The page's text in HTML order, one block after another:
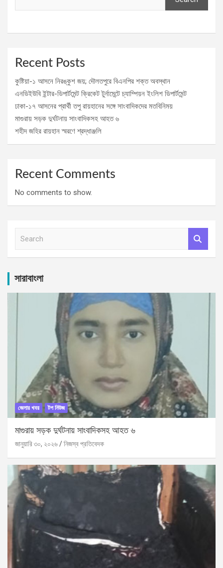
Recent Posts
কুষ্টিয়া-১ আসনে নিরঙ্কুশ জয়; দৌলতপুরে বিএনপির শক্ত অবস্থান
এনডিইউবি ইন্টার-ডিপার্টমেন্ট ক্রিকেট টুর্নামেন্টে চ্যাম্পিয়ন ইংলিশ ডিপার্টমেন্ট
ঢাকা-১৭ আসনের প্রার্থী তপু রায়হানের সঙ্গে সাংবাদিকদের মতবিনিময়
মাগুরায় সড়ক দুর্ঘটনায় সাংবাদিকসহ আহত ৬
শহীদ জহির রায়হান স্মরণে শ্রদ্ধাঞ্জলি
Recent Comments
No comments to show.
c
সারাবাংলা
জেলার খবর টপ নিউজ
মাগুরায় সড়ক দুর্ঘটনায় সাংবাদিকসহ আহত ৬
জানুয়ারি ৩০, ২০২৬ নিজস্ব প্রতিবেদক